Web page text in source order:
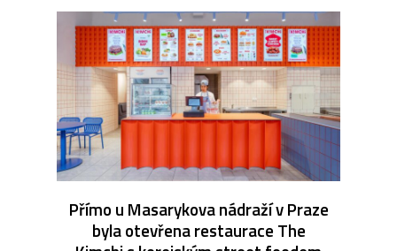
Přímo u Masarykova nádraží v Praze
byla otevřena restaurace The